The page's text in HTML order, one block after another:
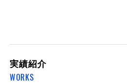
実績紹介
WORKS